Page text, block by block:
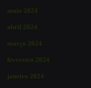
maio 2024
abril 2024
março 2024
fevereiro 2024
janeiro 2024